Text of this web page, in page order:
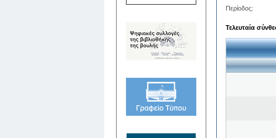
Περίοδος:
Τελευταία